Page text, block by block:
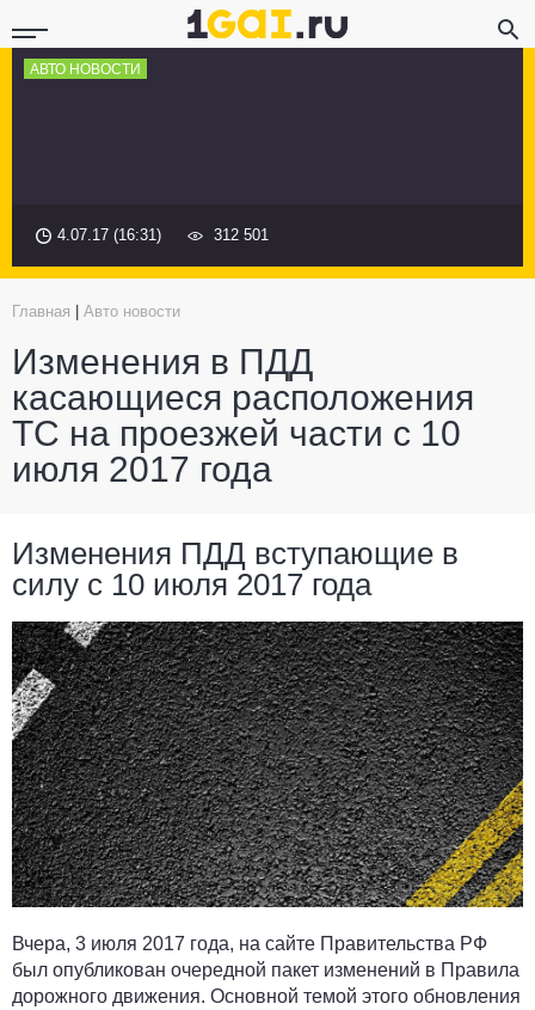
АВТО НОВОСТИ
4.07.17 (16:31) 312 501
Главная Авто новости
Изменения в ПДД
касающиеся расположения
ТС на проезжей части с 10
июля 2017 года
Изменения ПДД вступающие в
силу с 10 июля 2017 года
Вчера, 3 июля 2017 года, на сайте Правительства РФ
был опубликован очередной пакет изменений в Правила
дорожного движения. Основной темой этого обновления